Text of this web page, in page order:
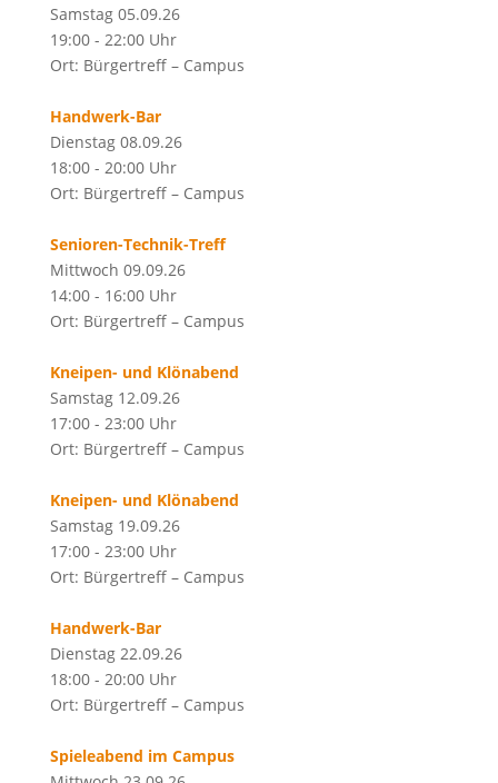
Samstag 05.09.26
19:00 - 22:00 Uhr
Ort: Bürgertreff – Campus
Handwerk-Bar
Dienstag 08.09.26
18:00 - 20:00 Uhr
Ort: Bürgertreff – Campus
Senioren-Technik-Treff
Mittwoch 09.09.26
14:00 - 16:00 Uhr
Ort: Bürgertreff – Campus
Kneipen- und Klönabend
Samstag 12.09.26
17:00 - 23:00 Uhr
Ort: Bürgertreff – Campus
Kneipen- und Klönabend
Samstag 19.09.26
17:00 - 23:00 Uhr
Ort: Bürgertreff – Campus
Handwerk-Bar
Dienstag 22.09.26
18:00 - 20:00 Uhr
Ort: Bürgertreff – Campus
Spieleabend im Campus